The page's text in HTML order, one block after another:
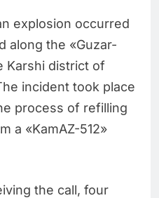
explosion occurred
along the «Guzar-
Karshi district of
incident took place
process of refilling
a «KamAZ-512»
the call, four